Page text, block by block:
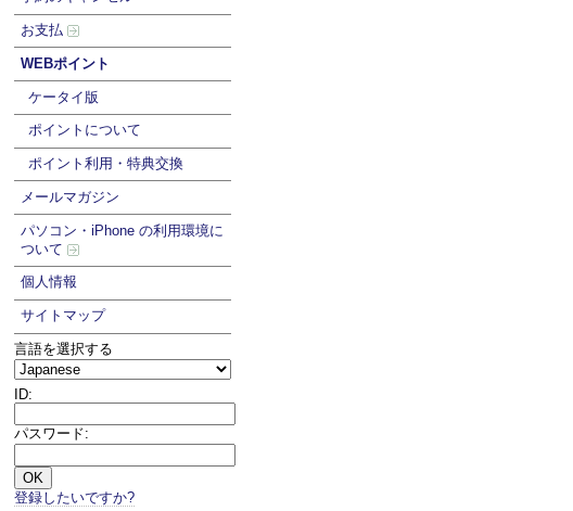
お支払
WEBポイント
ケータイ版
ポイントについて
ポイント利用・特典交換
メールマガジン
パソコン・iPhone の利用環境に
ついて
個人情報
サイトマップ
言語を選択する
ID:
パスワード:
登録したいですか?